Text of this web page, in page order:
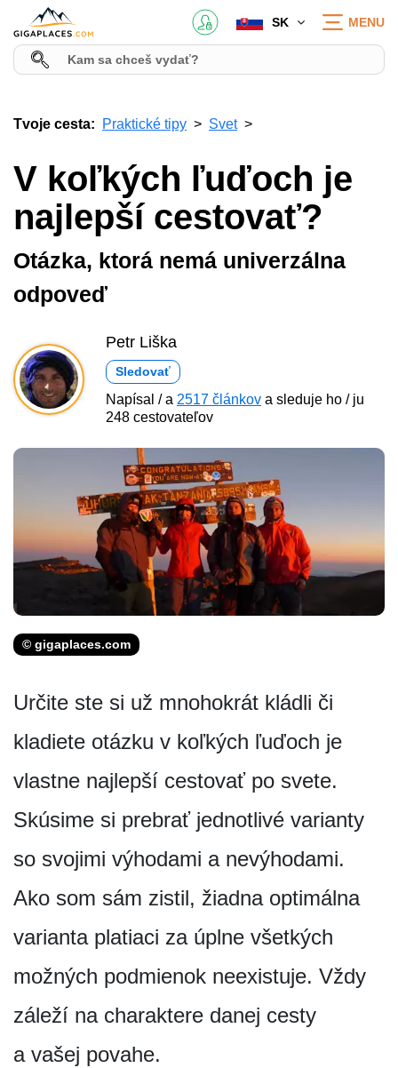
SK MENU
Tvoje cesta: Praktické tipy Svet
V koľkých ľuďoch je
najlepší cestovať?
Otázka, ktorá nemá univerzálna
odpoveď
Petr Liška
Sledovať
Napísal / a 2517 článkov a sleduje ho / ju
248 cestovateľov
© gigaplaces.com
Určite ste si už mnohokrát kládli či
kladiete otázku v koľkých ľuďoch je
vlastne najlepší cestovať po svete.
Skúsime si prebrať jednotlivé varianty
so svojimi výhodami a nevýhodami.
Ako som sám zistil, žiadna optimálna
varianta platiaci za úplne všetkých
možných podmienok neexistuje. Vždy
záleží na charaktere danej cesty
a vašej povahe.